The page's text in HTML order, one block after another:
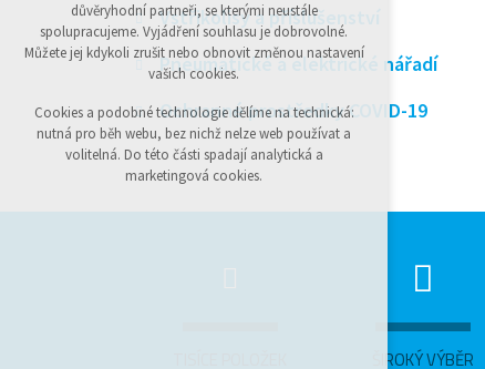
Vstřikolisy a příslušenství
Pneumatické a elektrické nářadí
Ochranné prostředky COVID-19
ŠIROKÝ VÝBĚR
marketingová cookies (Google)
Více informací o cookies na našem webu
Přijmout všechny cookies
důvěryhodní partneři, se kterými neustále
spolupracujeme. Vyjádření souhlasu je dobrovolné.
Můžete jej kdykoli zrušit nebo obnovit změnou nastavení
vašich cookies.
Cookies a podobné technologie dělíme na technická:
nutná pro běh webu, bez nichž nelze web používat a
volitelná. Do této části spadají analytická a
marketingová cookies.